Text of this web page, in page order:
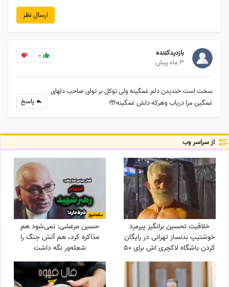
ارسال نظر
بازدیدکننده
3 ماه پیش
0
سخت است خندیدن دلم غمگینه ولی توکل بر توای صاحب دلهای
غمگین مرا دریاب و‌هرکه دلش غمگینه🤲
پاسخ
از سراسر وب
خلاقیت تحسین برانگیز پیرمرد
خوشتیپ بدنساز تهرانی در رایگان
کردن باشگاه لاکچری اش برای 50
سال به بالا حماسه آفرید +فیلم/
عجب استایلی داری آقا محتشم
خودت یک پا هادی چوپان هستی
حسین مرعشی: نمی‌شود هم
مذاکره کرد، هم آتش جنگ را
شعله‌ور نگه داشت